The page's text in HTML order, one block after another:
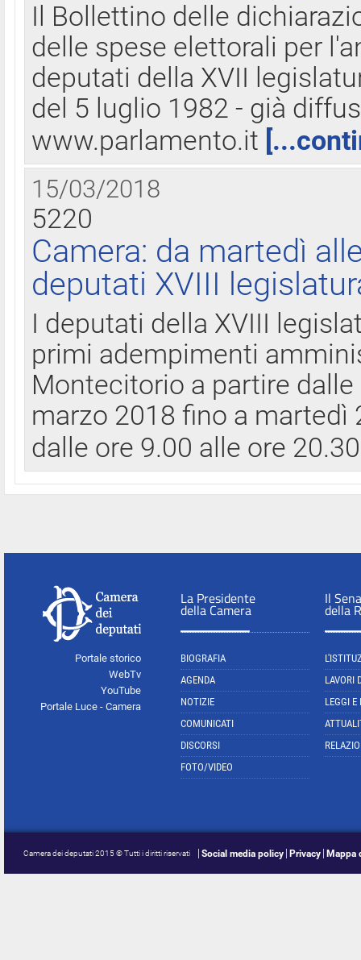
Il Bollettino delle
delle spese elettorali per
deputati della XVII
del 5 luglio 1982 - già
www.parlamento.it
15/03/2018
5220
Camera: da martedì
deputati XVIII
I deputati della XVIII
primi adempimenti
Montecitorio a partire
marzo 2018 fino a
dalle ore 9.00 alle ore
Portale storico
WebTv
YouTube
Portale Luce - Camera
La Presidente
della Camera
BIOGRAFIA
AGENDA
NOTIZIE
COMUNICATI
DISCORSI
FOTO/VIDEO
Il
della
LAVORI
LEGGI E
Camera dei deputati 2015 © Tutti i diritti riservati Social media policy Privacy Mappa